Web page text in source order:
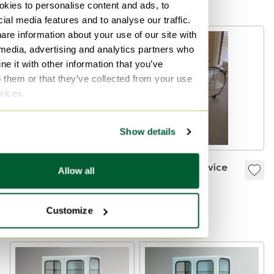
to personalise content and ads, to
media features and to analyse our traffic.
information about your use of our site with
advertising and analytics partners who
it with other information that you’ve
them or that they’ve collected from your use
Show details
Allow all
Customize
50-60.
Canapé Duo Quinze
À partir de 250 €
Chariot de service
Bauhaus/Art Déco
Laiton chromé